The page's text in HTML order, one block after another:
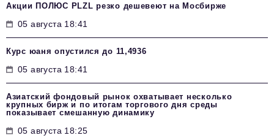
Акции ПОЛЮС PLZL резко дешевеют на Мосбирже
05 августа 18:41
Курс юаня опустился до 11,4936
05 августа 18:41
Азиатский фондовый рынок охватывает несколько
крупных бирж и по итогам торгового дня среды
показывает смешанную динамику
05 августа 18:25